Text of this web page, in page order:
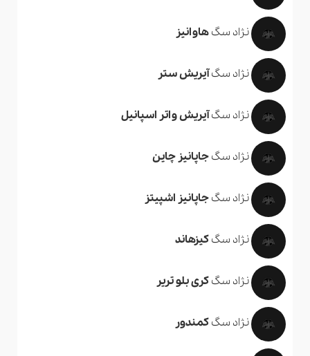
نژاد سگهاوانیز
نژاد سگآیریش ستر
نژاد سگآیریش واتر اسپانیل
نژاد سگجاپانیز چاین
نژاد سگجاپانیز اشپیتز
نژاد سگکیزهاند
نژاد سگکری بلو تریر
نژاد سگکمندور